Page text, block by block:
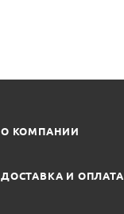
О КОМПАНИИ
ДОСТАВКА И ОПЛАТА